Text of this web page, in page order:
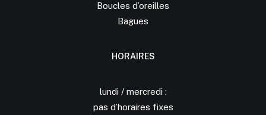
Boucles d’oreilles
Bagues
HORAIRES
lundi / mercredi :
pas d’horaires fixes